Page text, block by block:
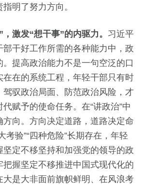
明了努力方向。
激发“想干事”的内驱力。 习近平
部干好工作所需的各种能力中，政
提高政治能力不是一句空泛的口
在在的系统工程，年轻干部只有时
驾驭政治局面、防范政治风险，才
赋予的使命任务。在“讲政治”中
方向。方向决定道路，道路决定命
考验”“四种危险”长期存在，年轻
坚定不移坚持和加强党的领导的政
把握坚定不移推进中国式现代化的
大是大非面前旗帜鲜明、在风浪考